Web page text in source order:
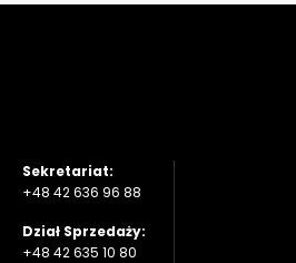
Sekretariat:
+48 42 636 96 88
Dział Sprzedaży:
+48 42 635 10 80